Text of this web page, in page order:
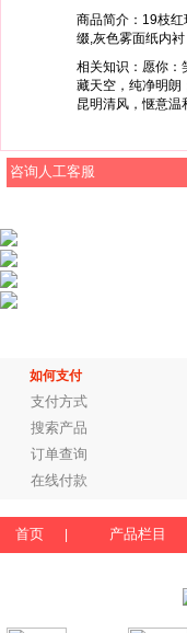
商品简介：19枝
缀,灰色雾面纸内
相关知识：愿你：
藏天空，纯净明朗
昆明清风，惬意温
咨询人工客服
如何支付
支付方式
搜索产品
订单查询
在线付款
首页 产品栏目